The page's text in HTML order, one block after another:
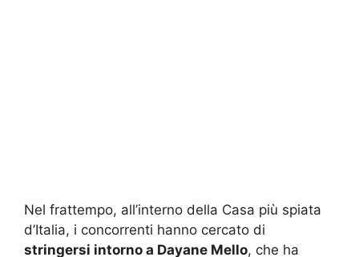
Nel frattempo, all’interno della Casa più spiata
d’Italia, i concorrenti hanno cercato di
stringersi intorno a Dayane Mello, che ha